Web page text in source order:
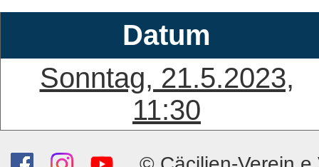
Datum
Sonntag, 21.5.2023,
11:30